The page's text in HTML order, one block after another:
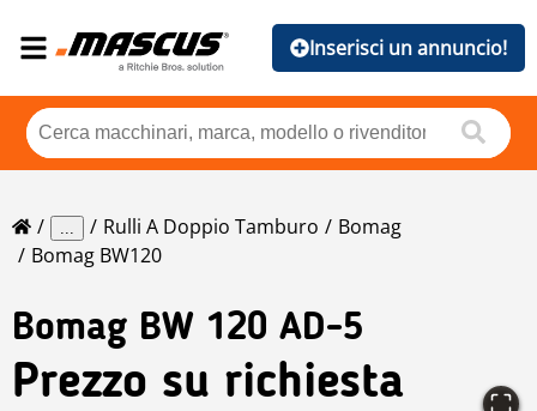
Inserisci un annuncio!
... Rulli A Doppio Tamburo
Bomag
Bomag BW120
Bomag BW 120 AD-5
Prezzo su richiesta